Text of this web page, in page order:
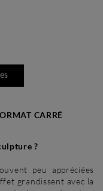
CARRÉ
?
peu appréciées
grandissent avec la